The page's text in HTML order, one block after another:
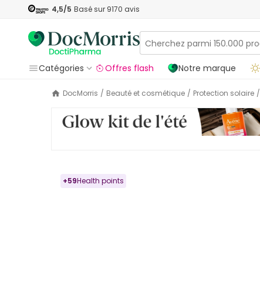
4,5/5 Basé sur 9170 avis
Catégories
Offres flash Notre marque
DocMorris / Beauté et cosmétique / Protection solaire /
+59Health points